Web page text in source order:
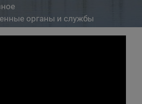
органы и службы